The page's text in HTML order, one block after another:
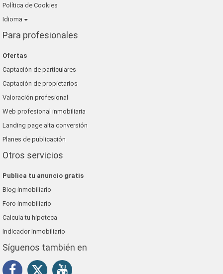
Política de Cookies
Idioma
Para profesionales
Ofertas
Captación de particulares
Captación de propietarios
Valoración profesional
Web profesional inmobiliaria
Landing page alta conversión
Planes de publicación
Otros servicios
Publica tu anuncio gratis
Blog inmobiliario
Foro inmobiliario
Calcula tu hipoteca
Indicador Inmobiliario
Síguenos también en